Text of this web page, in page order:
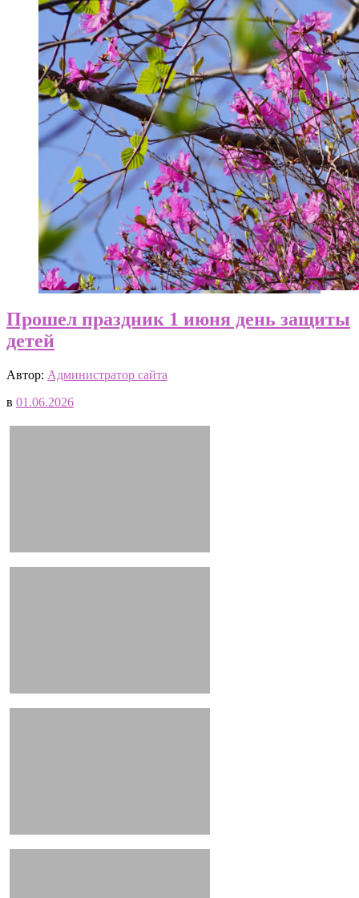
Прошел праздник 1 июня день защиты
детей
Автор: Администратор сайта
в 01.06.2026